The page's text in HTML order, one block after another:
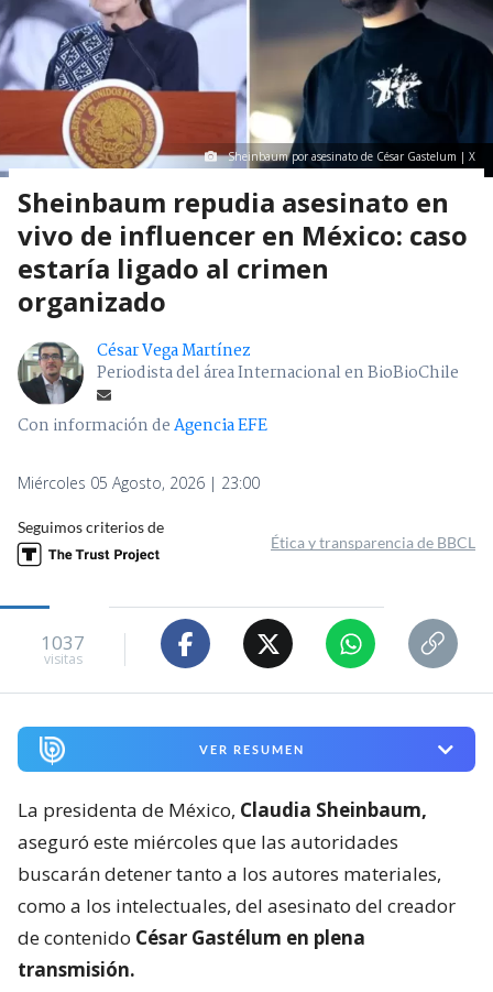
Sheinbaum por asesinato de César Gastelum | X
Sheinbaum repudia asesinato en
vivo de influencer en México: caso
estaría ligado al crimen
organizado
César Vega Martínez
Periodista del área Internacional en BioBioChile
Con información deAgencia EFE
Miércoles 05 Agosto, 2026 | 23:00
Seguimos criterios de
Ética y transparencia de BBCL
1037
visitas
VER RESUMEN
La presidenta de México, Claudia Sheinbaum,
aseguró este miércoles que las autoridades
buscarán detener tanto a los autores materiales,
como a los intelectuales, del asesinato del creador
de contenido César Gastélum en plena
transmisión.